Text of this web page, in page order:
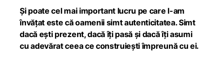
Și poate cel mai important lucru pe care l-am
învățat este că oamenii simt autenticitatea. Simt
dacă ești prezent, dacă îți pasă și dacă îți asumi
cu adevărat ceea ce construiești împreună cu ei.